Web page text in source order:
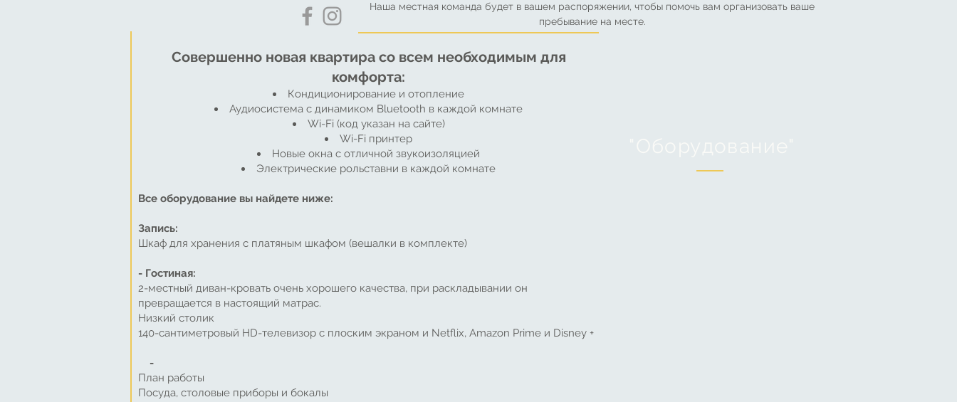
Наша местная команда будет в вашем распоряжении, чтобы помочь вам организовать ваше
пребывание на месте.
Совершенно новая квартира со всем необходимым для
комфорта:
Кондиционирование и отопление
Аудиосистема с динамиком Bluetooth в каждой комнате
Wi-Fi (код указан на сайте)
Wi-Fi принтер
Новые окна с отличной звукоизоляцией
Электрические рольставни в каждой комнате
Все оборудование вы найдете ниже:
Запись:
Шкаф для хранения с платяным шкафом (вешалки в комплекте)
- Гостиная:
2-местный диван-кровать очень хорошего качества, при раскладывании он
превращается в настоящий матрас.
Низкий столик
140-сантиметровый HD-телевизор с плоским экраном и Netflix, Amazon Prime и Disney +
-
План работы
Посуда, столовые приборы и бокалы